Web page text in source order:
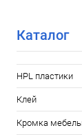
Каталог
HPL пластики
Клей
Кромка